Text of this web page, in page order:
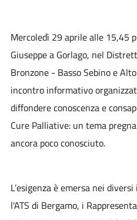
Mercoledì 29 aprile alle 15,45
Giuseppe a Gorlago, nel
Bronzone - Basso Sebino e
incontro informativo
diffondere conoscenza e
Cure Palliative: un tema
ancora poco conosciuto.
L’esigenza è emersa nei
l'ATS di Bergamo, i